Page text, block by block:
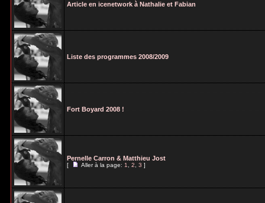
Article en icenetwork à Nathalie et Fabian
Liste des programmes 2008/2009
Fort Boyard 2008 !
Pernelle Carron & Matthieu Jost
[ Aller à la page:1,2,3]